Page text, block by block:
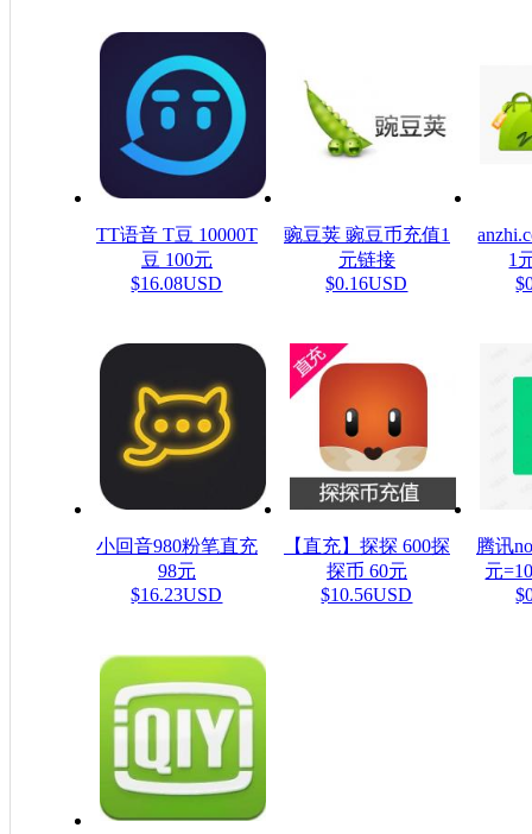
TT语音 T豆 10000T
豆 100元
$16.08USD
豌豆荚 豌豆币充值1
元链接
$0.16USD
1
小回音980粉笔直充
98元
$16.23USD
【直充】探探 600探
探币 60元
$10.56USD
腾讯
元